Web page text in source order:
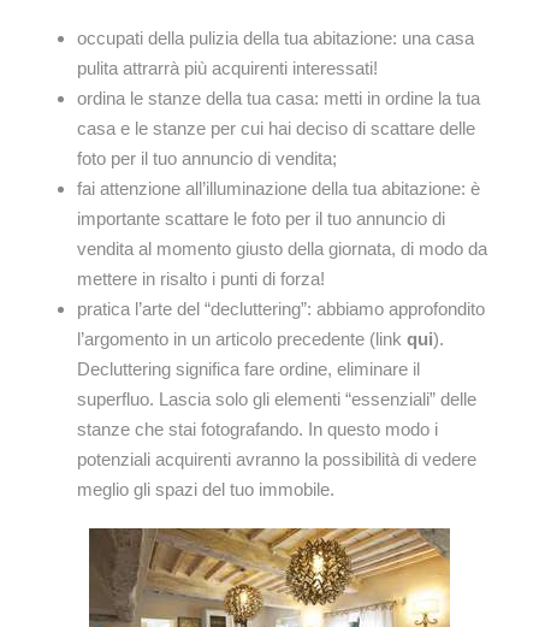
occupati della pulizia della tua abitazione: una casa
pulita attrarrà più acquirenti interessati!
ordina le stanze della tua casa: metti in ordine la tua
casa e le stanze per cui hai deciso di scattare delle
foto per il tuo annuncio di vendita;
fai attenzione all’illuminazione della tua abitazione: è
importante scattare le foto per il tuo annuncio di
vendita al momento giusto della giornata, di modo da
mettere in risalto i punti di forza!
pratica l’arte del “decluttering”: abbiamo approfondito
l’argomento in un articolo precedente (link qui).
Decluttering significa fare ordine, eliminare il
superfluo. Lascia solo gli elementi “essenziali” delle
stanze che stai fotografando. In questo modo i
potenziali acquirenti avranno la possibilità di vedere
meglio gli spazi del tuo immobile.